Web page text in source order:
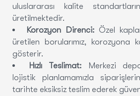
uluslararası kalite
üretilmektedir.
Korozyon Direnci: Özel
üretilen borularımız, korozyona
gösterir.
Hızlı Teslimat: Merkezi
lojistik planlamamızla
tarihte eksiksiz teslim ederek